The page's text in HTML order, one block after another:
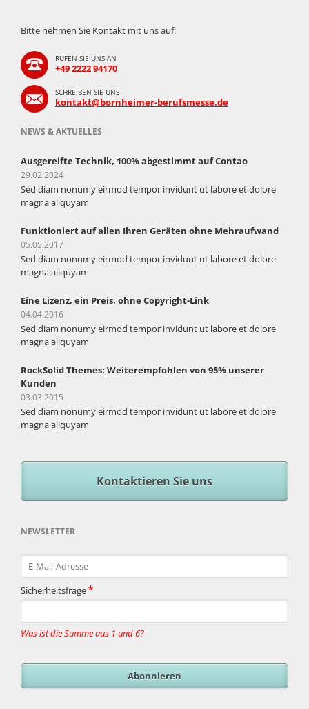
Bitte nehmen Sie Kontakt mit uns auf:
RUFEN SIE UNS AN
+49 2222 94170
SCHREIBEN SIE UNS
kontakt@bornheimer-berufsmesse.de
NEWS & AKTUELLES
Ausgereifte Technik, 100% abgestimmt auf Contao
29.02.2024
Sed diam nonumy eirmod tempor invidunt ut labore et dolore
magna aliquyam
Funktioniert auf allen Ihren Geräten ohne Mehraufwand
05.05.2017
Sed diam nonumy eirmod tempor invidunt ut labore et dolore
magna aliquyam
Eine Lizenz, ein Preis, ohne Copyright-Link
04.04.2016
Sed diam nonumy eirmod tempor invidunt ut labore et dolore
magna aliquyam
RockSolid Themes: Weiterempfohlen von 95% unserer
Kunden
03.03.2015
Sed diam nonumy eirmod tempor invidunt ut labore et dolore
magna aliquyam
Kontaktieren Sie uns
NEWSLETTER
E-
Mail-
Adresse
Pflichtfeld
Sicherheitsfrage*
Was ist die Summe aus 1 und 6?
Abonnieren